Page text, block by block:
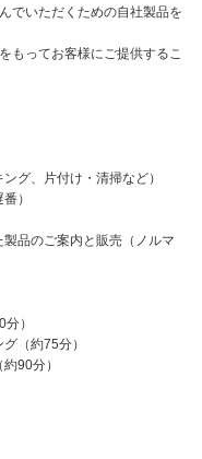
でいただくための自社製品を
もってお客様にご提供するこ
グ、片付け・清掃など）
）
製品のご案内と販売（ノルマ
）
（約75分）
90分）